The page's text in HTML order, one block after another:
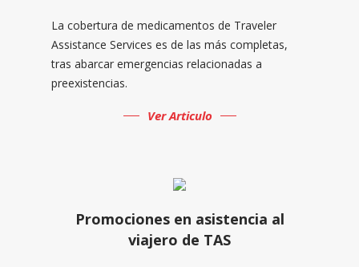
La cobertura de medicamentos de Traveler
Assistance Services es de las más completas,
tras abarcar emergencias relacionadas a
preexistencias.
Ver Articulo
Promociones en asistencia al
viajero de TAS